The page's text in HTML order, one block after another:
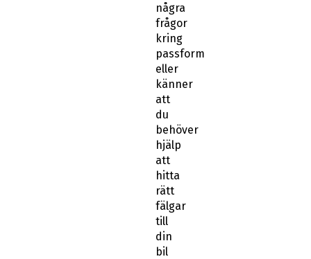
några
frågor
kring
passform
eller
känner
att
du
behöver
hjälp
att
hitta
rätt
fälgar
till
din
bil